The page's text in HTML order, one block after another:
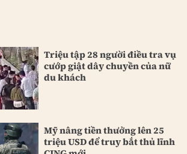
Triệu tập 28 người điều tra vụ
cướp giật dây chuyền của nữ
du khách
Mỹ nâng tiền thưởng lên 25
triệu USD để truy bắt thủ lĩnh